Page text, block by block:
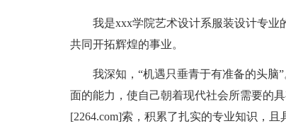
我是xxx学院艺术设计系服装设计专业的
共同开拓辉煌的事业。
我深知，“机遇只垂青于有准备的头脑”
面的能力，使自己朝着现代社会所需要的
[2264.com]索，积累了扎实的专业知识，